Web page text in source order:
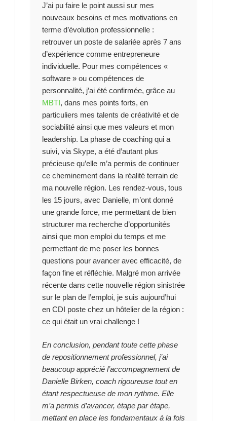
J’ai pu faire le point aussi sur mes
nouveaux besoins et mes motivations en
terme d’évolution professionnelle :
retrouver un poste de salariée après 7 ans
d’expérience comme entrepreneure
individuelle. Pour mes compétences «
software » ou compétences de
personnalité, j’ai été confirmée, grâce au
MBTI, dans mes points forts, en
particuliers mes talents de créativité et de
sociabilité ainsi que mes valeurs et mon
leadership. La phase de coaching qui a
suivi, via Skype, a été d’autant plus
précieuse qu’elle m’a permis de continuer
ce cheminement dans la réalité terrain de
ma nouvelle région. Les rendez-vous, tous
les 15 jours, avec Danielle, m’ont donné
une grande force, me permettant de bien
structurer ma recherche d’opportunités
ainsi que mon emploi du temps et me
permettant de me poser les bonnes
questions pour avancer avec efficacité, de
façon fine et réfléchie. Malgré mon arrivée
récente dans cette nouvelle région sinistrée
sur le plan de l’emploi, je suis aujourd’hui
en CDI poste chez un hôtelier de la région :
ce qui était un vrai challenge !
En conclusion, pendant toute cette phase
de repositionnement professionnel, j’ai
beaucoup apprécié l’accompagnement de
Danielle Birken, coach rigoureuse tout en
étant respectueuse de mon rythme. Elle
m’a permis d’avancer, étape par étape,
mettant en place les fondamentaux à la fois